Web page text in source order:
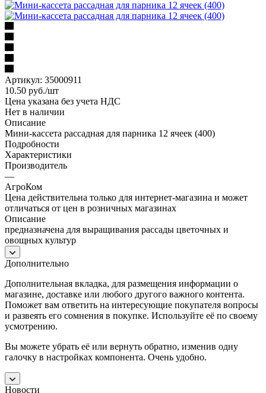
Артикул: 35000911
10.50 руб./шт
Цена указана без учета НДС
Нет в наличии
Описание
Мини-кассета рассадная для парника 12 ячеек (400)
Подробности
Характеристики
Производитель
—
АгроКом
Цена действительна только для интернет-магазина и может
отличаться от цен в розничных магазинах
Описание
предназначена для выращивания рассады цветочных и
овощных культур
Дополнительно
Дополнительная вкладка, для размещения информации о
магазине, доставке или любого другого важного контента.
Поможет вам ответить на интересующие покупателя вопросы
и развеять его сомнения в покупке. Используйте её по своему
усмотрению.
Вы можете убрать её или вернуть обратно, изменив одну
галочку в настройках компонента. Очень удобно.
Новости